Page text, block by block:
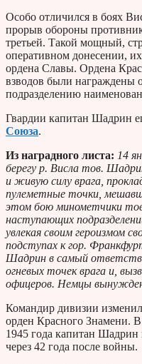
Особо отличился в боях
прорыв обороны
третьей. Такой мощный,
оперативном донесении,
ордена Славы. Ордена
взводов были награждены
подразделению
Гвардии капитан Шадрин
Союза.
Из наградного листа: 14
берегу р. Висла тов.
и живую силу врага,
пулеметные точки,
этом бою минометчики
наступающих
увлекая своим героизмом
подступах к гор.
Шадрин в самый
огневых точек врага и,
офицеров. Немцы
Командир дивизии
орден Красного Знамени. В
1945 года капитан
через 42 года после войны.